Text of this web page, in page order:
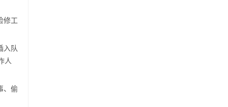
修工
入队
人
、偷